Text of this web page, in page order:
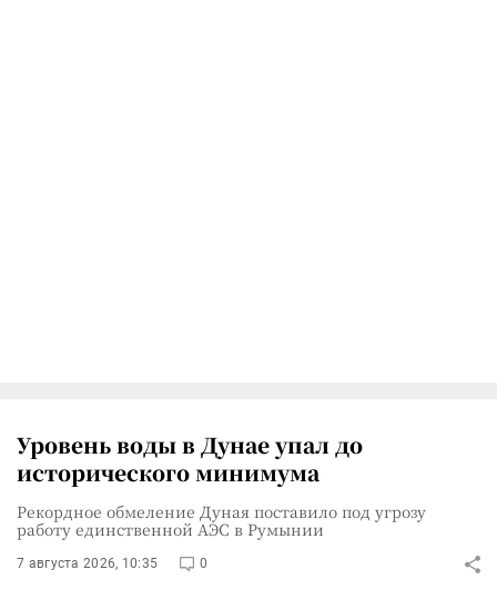
Уровень воды в Дунае упал до
исторического минимума
Рекордное обмеление Дуная поставило под угрозу
работу единственной АЭС в Румынии
7 августа 2026, 10:35 0